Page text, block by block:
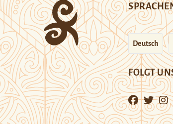
Deutsch
FOLGT